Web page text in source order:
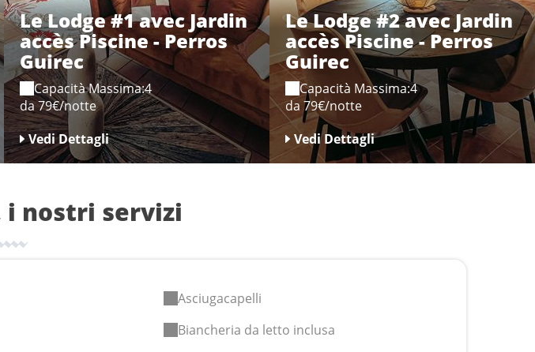
Le Lodge #1 avec Jardin
accès Piscine - Perros
Guirec
Capacità Massima:4
da 79€/notte
Vedi Dettagli
Le Lodge #2 avec Jardin
accès Piscine - Perros
Guirec
Capacità Massima:4
da 79€/notte
Vedi Dettagli
nostri servizi
Asciugacapelli
Biancheria da letto inclusa